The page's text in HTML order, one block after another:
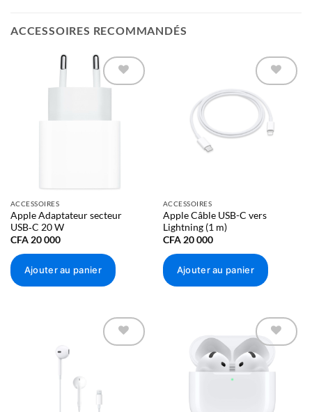
ACCESSOIRES RECOMMANDÉS
ACCESSOIRES
Apple Adaptateur secteur
USB‑C 20 W
CFA20 000
Ajouter au panier
la liste
d’envies
ACCESSOIRES
Apple Câble USB-C vers
Lightning (1 m)
CFA20 000
Ajouter au panier
Ajouter à
la liste
d’envies